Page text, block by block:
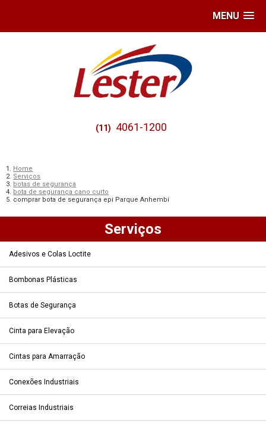
MENU
(11) 4061-1200
Home
Serviços
botas de segurança
bota de segurança cano curto
comprar bota de segurança epi Parque Anhembi
Serviços
Adesivos e Colas Loctite
Bombonas Plásticas
Botas de Segurança
Cinta para Elevação
Cintas para Amarração
Conexões Industriais
Correias Industriais